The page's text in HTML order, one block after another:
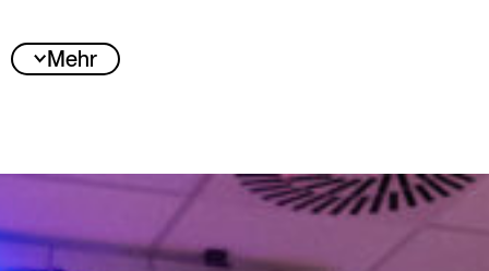
Mehr
das Bewegung nicht nur als choreografische
Ausdrucksform versteht, sondern auch als
kulturelles Gedächtnis, als Dialog und als